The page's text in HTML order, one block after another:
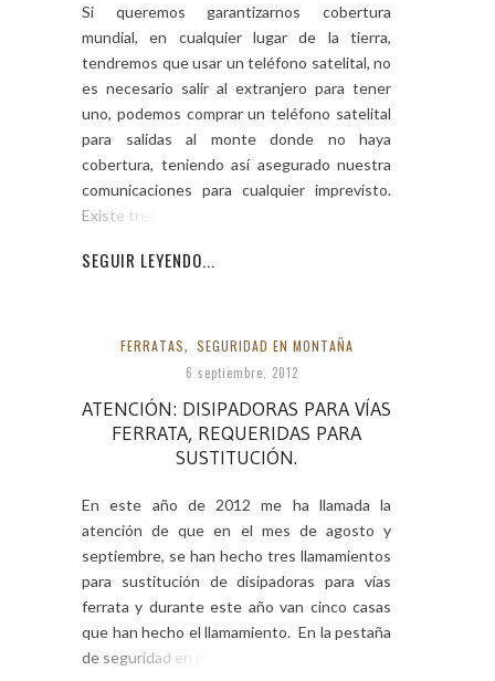
Si queremos garantizarnos cobertura
mundial, en cualquier lugar de la tierra,
tendremos que usar un teléfono satelital, no
es necesario salir al extranjero para tener
uno, podemos comprar un teléfono satelital
para salidas al monte donde no haya
cobertura, teniendo así asegurado nuestra
comunicaciones para cualquier imprevisto.
Existe tres formas
SEGUIR LEYENDO...
FERRATAS, SEGURIDAD EN MONTAÑA
6 septiembre, 2012
ATENCIÓN: DISIPADORAS PARA VÍAS
FERRATA, REQUERIDAS PARA
SUSTITUCIÓN.
En este año de 2012 me ha llamada la
atención de que en el mes de agosto y
septiembre, se han hecho tres llamamientos
para sustitución de disipadoras para vías
ferrata y durante este año van cinco casas
que han hecho el llamamiento. En la pestaña
de seguridad en montaña,